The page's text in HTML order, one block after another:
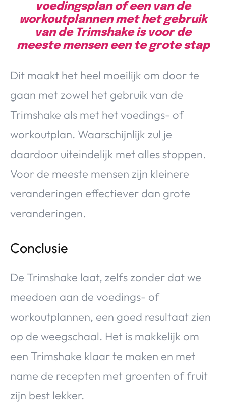
voedingsplan of een van de
workoutplannen met het gebruik
van de Trimshake is voor de
meeste mensen een te grote stap
Dit maakt het heel moeilijk om door te
gaan met zowel het gebruik van de
Trimshake als met het voedings- of
workoutplan. Waarschijnlijk zul je
daardoor uiteindelijk met alles stoppen.
Voor de meeste mensen zijn kleinere
veranderingen effectiever dan grote
veranderingen.
Conclusie
De Trimshake laat, zelfs zonder dat we
meedoen aan de voedings- of
workoutplannen, een goed resultaat zien
op de weegschaal. Het is makkelijk om
een Trimshake klaar te maken en met
name de recepten met groenten of fruit
zijn best lekker.